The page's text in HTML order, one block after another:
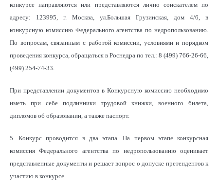
конкурсе направляются или представляются лично соискателем по
адресу: 123995, г. Москва, ул.Большая Грузинская, дом 4/6, в
конкурсную комиссию Федерального агентства по недропользованию.
По вопросам, связанным с работой комиссии, условиями и порядком
проведения конкурса, обращаться в Роснедра по тел.: 8 (499) 766-26-66,
(499) 254-74-33.
При представлении документов в Конкурсную комиссию необходимо
иметь при себе подлинники трудовой книжки, военного билета,
дипломов об образовании, а также паспорт.
5. Конкурс проводится в два этапа. На первом этапе конкурсная
комиссия Федерального агентства по недропользованию оценивает
представленные документы и решает вопрос о допуске претендентов к
участию в конкурсе.